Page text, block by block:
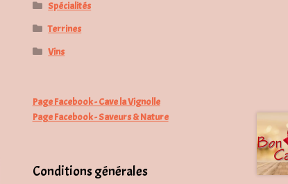
Spécialités
Terrines
Vins
Page Facebook - Cave la Vignolle
Page Facebook - Saveurs & Nature
Conditions générales